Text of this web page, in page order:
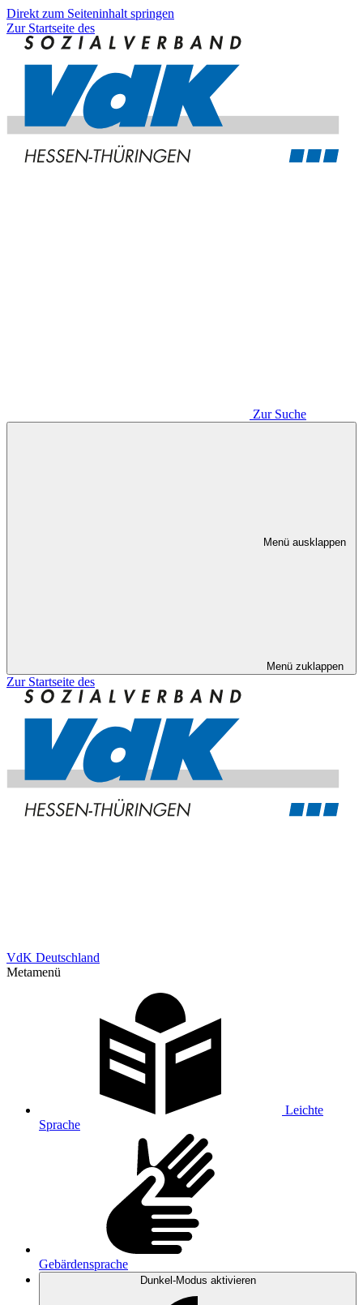
Direkt zum Seiteninhalt springen
Zur Startseite des
Zur Suche
Menü ausklappen
Menü zuklappen
Zur Startseite des
VdK Deutschland
Metamenü
Leichte
Sprache
Gebärdensprache
Dunkel-Modus aktivieren